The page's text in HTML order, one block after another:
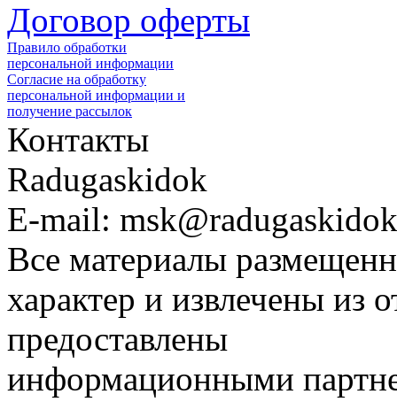
Договор оферты
Правило обработки
персональной информации
Согласие на обработку
персональной информации и
получение рассылок
Контакты
Radugaskidok
E-mail:
Все материалы
характер и извлечены из
предоставлены
информационными